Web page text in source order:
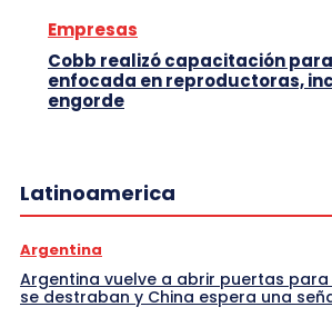
Empresas
Cobb realizó capacitación
enfocada en reproductoras,
engorde
Latinoamerica
Argentina
Argentina vuelve a abrir puertas para
se destraban y China espera una